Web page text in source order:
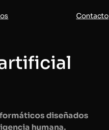
Contacto
diseñados
humana.